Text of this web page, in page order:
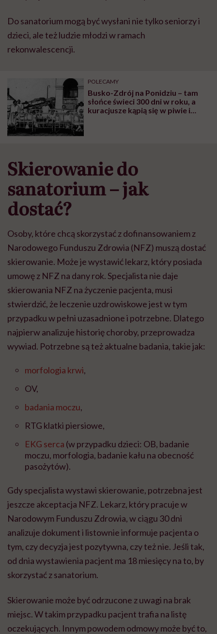
Do sanatorium mogą byćwysłani nie tylko seniorzy i
dzieci, ale teżludzie młodzi w ramach
rekonwalescencji.
POLECAMY
Busko-Zdrój na Ponidziu – tam
słońce świeci 300 dni w roku, a
kuracjusze kąpią się w piwie i
Skierowanie do
sanatorium – jak
dostać?
Osoby, które chcą skorzystaćz dofinansowaniem z
Narodowego Funduszu Zdrowia (NFZ) muszą dostać
skierowanie. Może je wystawićlekarz, który posiada
umowęz NFZ na dany rok. Specjalista nie daje
skierowania NFZ na życzenie pacjenta, musi
stwierdzić, że leczenie uzdrowiskowe jest w tym
przypadku w pełni uzasadnione i potrzebne. Dlatego
najpierw analizuje historięchoroby, przeprowadza
wywiad. Potrzebne sąteżaktualne badania, takie jak:
morfologia krwi,
OV,
badania moczu,
RTG klatki piersiowe,
EKG serca (w przypadku dzieci: OB, badanie
moczu, morfologia, badanie kału na obecność
pasożytów).
Gdy specjalista wystawi skierowanie, potrzebna jest
jeszcze akceptacja NFZ. Lekarz, który pracuje w
Narodowym Funduszu Zdrowia, w ciągu 30 dni
analizuje dokument i listownie informuje pacjenta o
tym, czy decyzja jest pozytywna, czy teżnie. Jeśli tak,
od dnia wystawienia pacjent ma 18 miesięcy na to, by
skorzystać z sanatorium.
Skierowanie może byćodrzucone z uwagi na brak
miejsc. W takim przypadku pacjent trafia na listę
oczekujących. Innym powodem odmowy może byćto,